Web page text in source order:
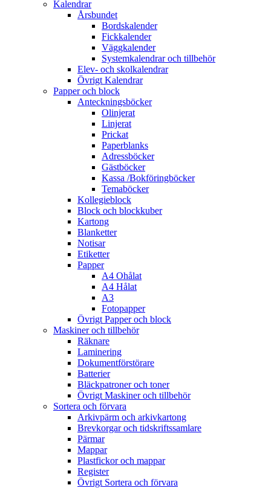
Kalendrar
Årsbundet
Bordskalender
Fickkalender
Väggkalender
Systemkalendrar och tillbehör
Elev- och skolkalendrar
Övrigt Kalendrar
Papper och block
Anteckningsböcker
Olinjerat
Linjerat
Prickat
Paperblanks
Adressböcker
Gästböcker
Kassa /Bokföringböcker
Temaböcker
Kollegieblock
Block och blockkuber
Kartong
Blanketter
Notisar
Etiketter
Papper
A4 Ohålat
A4 Hålat
A3
Fotopapper
Övrigt Papper och block
Maskiner och tillbehör
Räknare
Laminering
Dokumentförstörare
Batterier
Bläckpatroner och toner
Övrigt Maskiner och tillbehör
Sortera och förvara
Arkivpärm och arkivkartong
Brevkorgar och tidskriftssamlare
Pärmar
Mappar
Plastfickor och mappar
Register
Övrigt Sortera och förvara